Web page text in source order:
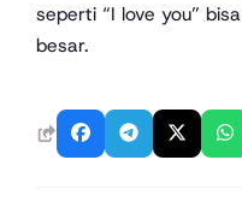
seperti “I love you”
besar.